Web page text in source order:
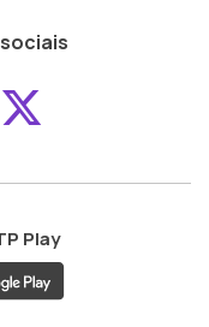
ao ao
Play